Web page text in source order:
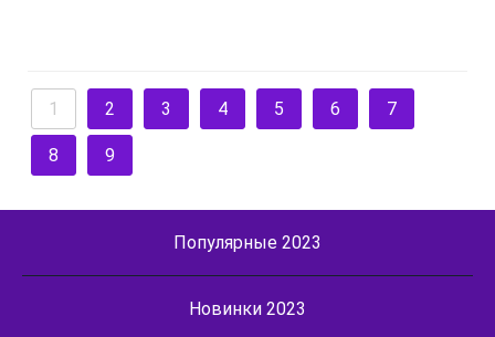
1 2 3 4 5 6 7
8 9
Популярные 2023
Новинки 2023